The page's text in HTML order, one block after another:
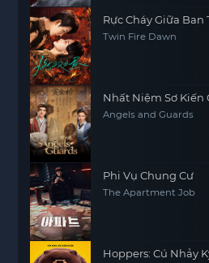
Rực Cháy Giữa Ban
Twin Fire Dawn
Nhất Niệm Sơ Kiến
Angels and Guards
Phi Vụ Chung Cư
The Apartment Job
Hoppers: Cú Nhảy